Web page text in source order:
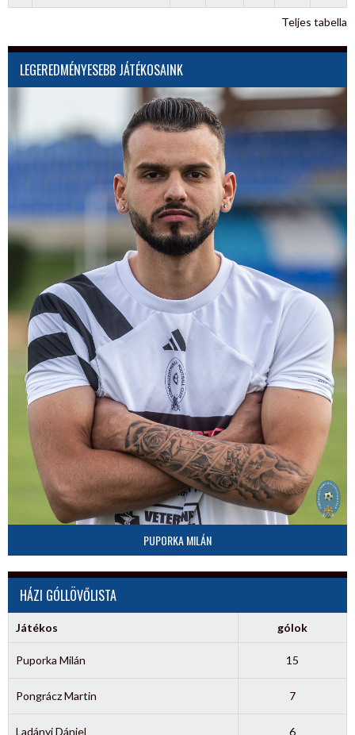
Teljes tabella
LEGEREDMÉNYESEBB JÁTÉKOSAINK
PUPORKA MILÁN
HÁZI GÓLLÖVŐLISTA
Játékos gólok
Puporka Milán 15
Pongrácz Martin 7
Ladányi Dániel 6